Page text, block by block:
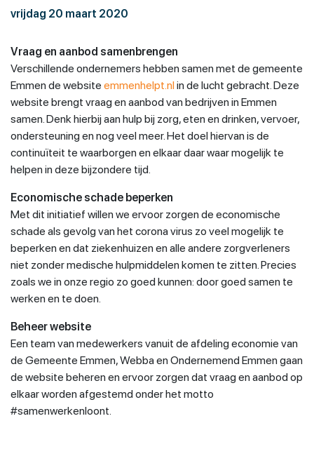
vrijdag 20 maart 2020
Vraag en aanbod samenbrengen
Verschillende ondernemers hebben samen met de gemeente
Emmen de website emmenhelpt.nlin de lucht gebracht. Deze
website brengt vraag en aanbod van bedrijven in Emmen
samen. Denk hierbij aan hulp bij zorg, eten en drinken, vervoer,
ondersteuning en nog veel meer. Het doel hiervan is de
continuïteit te waarborgen en elkaar daar waar mogelijk te
helpen in deze bijzondere tijd.
Economische schade beperken
Met dit initiatief willen we ervoor zorgen de economische
schade als gevolg van het corona virus zo veel mogelijk te
beperken en dat ziekenhuizen en alle andere zorgverleners
niet zonder medische hulpmiddelen komen te zitten. Precies
zoals we in onze regio zo goed kunnen: door goed samen te
werken en te doen.
Beheer website
Een team van medewerkers vanuit de afdeling economie van
de Gemeente Emmen, Webba en Ondernemend Emmen gaan
de website beheren en ervoor zorgen dat vraag en aanbod op
elkaar worden afgestemd onder het motto
#samenwerkenloont.